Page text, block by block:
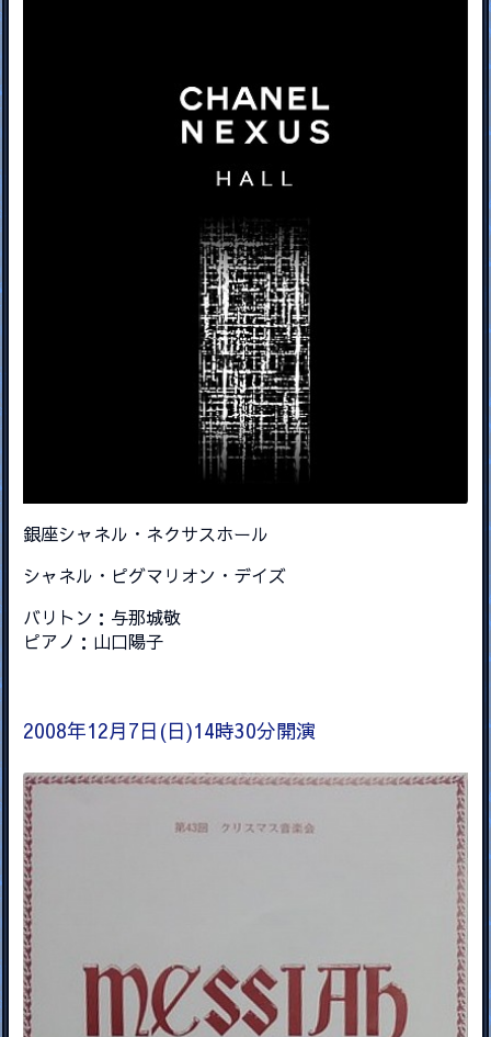
銀座シャネル・ネクサスホール
シャネル・ピグマリオン・デイズ
バリトン：与那城敬
ピアノ：山口陽子
2008年12月7日(日)14時30分開演